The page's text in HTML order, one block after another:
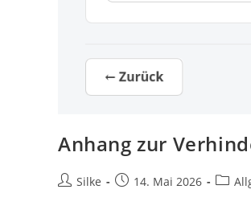
Anhang zur
Beitrags-
Silke
Beitrag14. Mai 2026